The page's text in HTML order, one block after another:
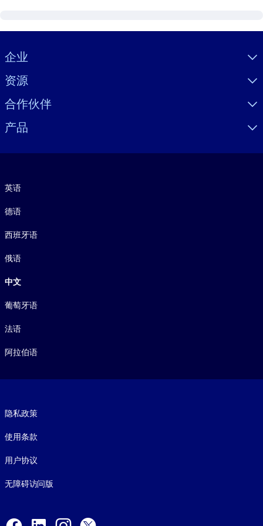
Visually hidden Text
企业
资源
合作伙伴
产品
英语
德语
西班牙语
俄语
中文
葡萄牙语
法语
阿拉伯语
隐私政策
使用条款
用户协议
无障碍访问版